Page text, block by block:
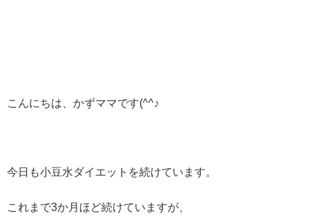
こんにちは、かずママです(^^♪
今日も小豆水ダイエットを続けています。
これまで3か月ほど続けていますが、